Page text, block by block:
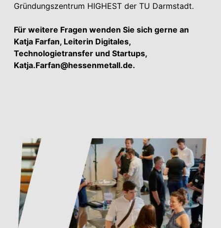
Gründungszentrum HIGHEST der TU Darmstadt.
Für weitere Fragen wenden Sie sich gerne an
Katja Farfan, Leiterin Digitales,
Technologietransfer und Startups,
Katja.Farfan@hessenmetall.de.